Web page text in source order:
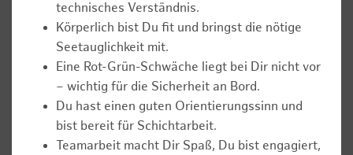
technisches Verständnis.
Körperlich bist Du fit und bringst die nötige
Seetauglichkeit mit.
Eine Rot-Grün-Schwäche liegt bei Dir nicht vor
– wichtig für die Sicherheit an Bord.
Du hast einen guten Orientierungssinn und
bist bereit für Schichtarbeit.
Teamarbeit macht Dir Spaß, Du bist engagiert,